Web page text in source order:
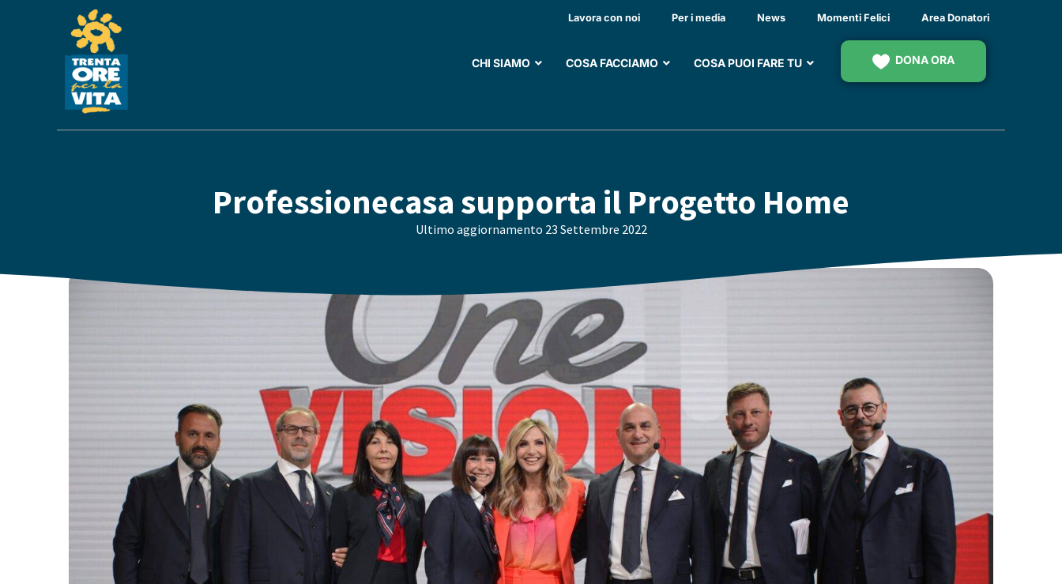
Lavora con noi Per i media News Momenti Felici Area Donatori
CHI SIAMO COSA FACCIAMO COSA PUOI FARE TU DONA ORA
Professionecasa supporta il Progetto Home
Ultimo aggiornamento 23 Settembre 2022